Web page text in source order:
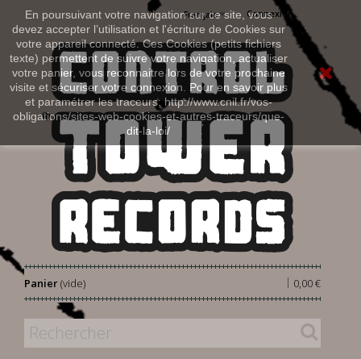
En poursuivant votre navigation sur ce site, vous
devez accepter l’utilisation et l'écriture de Cookies sur
votre appareil connecté. Ces Cookies (petits fichiers
texte) permettent de suivre votre navigation, actualiser
votre panier, vous reconnaitre lors de votre prochaine
visite et sécuriser votre connexion. Pour en savoir plus
et paramétrer les traceurs: http://www.cnil.fr/vos-
obligations/sites-web-cookies-et-autres-traceurs/que-
dit-la-loi/
Connexion
Français
Panier 0,00 €
|
(vide)